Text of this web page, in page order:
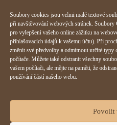
Soubory cookies jsou velmi malé textové
při navštěvování webových stránek. Soubory
pro vylepšení vašeho online zážitku na
přihlašovacích údajů k vašemu účtu). Při
změnit své předvolby a odmítnout určité typy
počítače. Můžete také odstranit všechny
vašem počítači, ale mějte na paměti, že
používání částí našeho webu.
Povolit
Informace
Obchodní podmínky
Reklamační formulář
Odstoupení od smlouvy
Ochrana osobních údajů
Cookies